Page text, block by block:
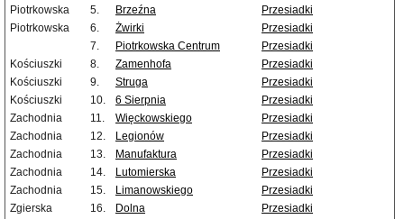
Piotrkowska
5. Brzeźna
Przesiadki
Piotrkowska
6. Żwirki
Przesiadki
7.
Piotrkowska Centrum
Przesiadki
Kościuszki
8. Zamenhofa
Przesiadki
Kościuszki
9. Struga
Przesiadki
Kościuszki
10. 6 Sierpnia
Przesiadki
Zachodnia
11. Więckowskiego
Przesiadki
Zachodnia
12. Legionów
Przesiadki
Zachodnia
13. Manufaktura
Przesiadki
Zachodnia
14. Lutomierska
Przesiadki
Zachodnia
15. Limanowskiego
Przesiadki
Zgierska
16. Dolna
Przesiadki